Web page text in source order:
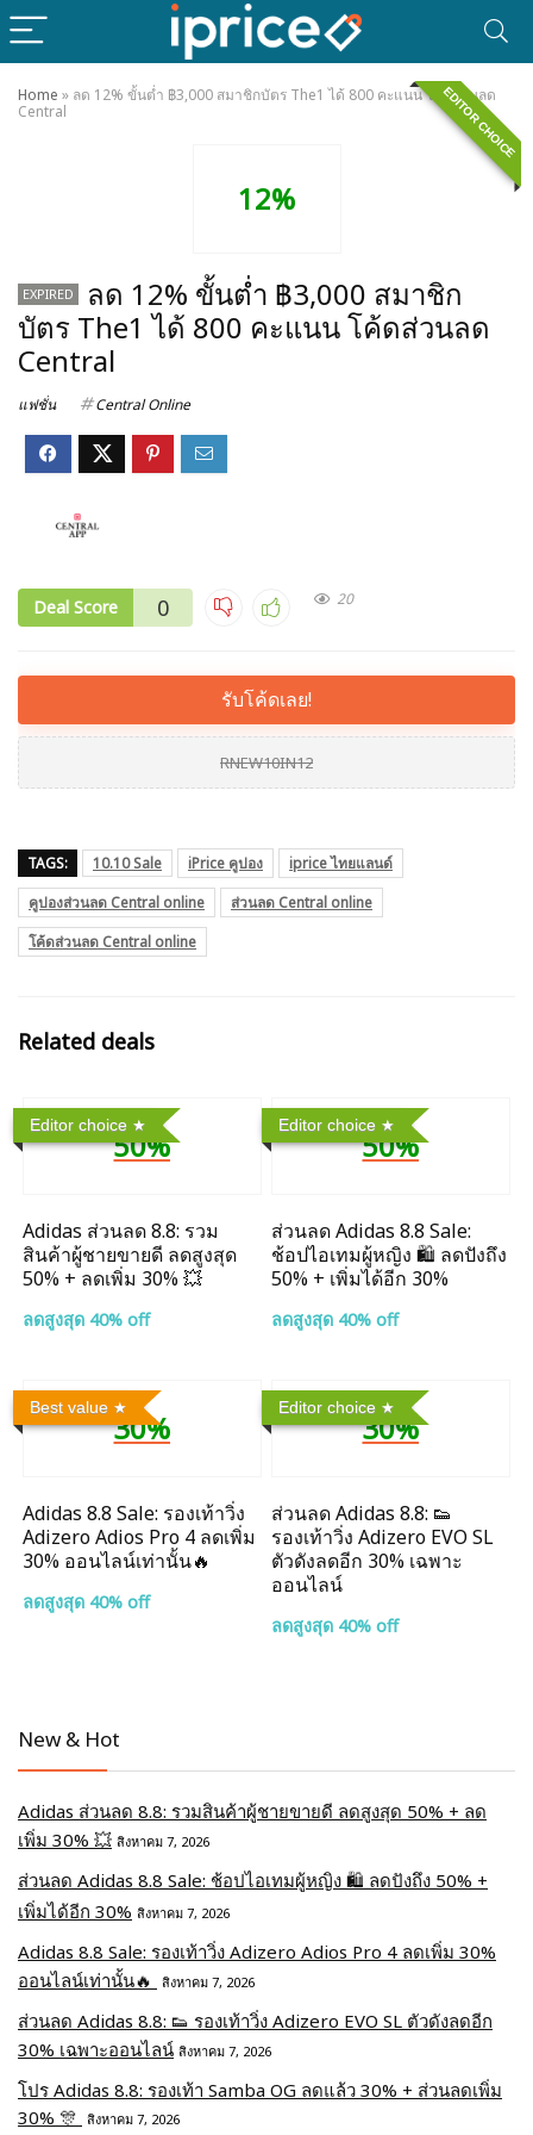
Home » ลด 12% ขั้นต่ำ ฿3,000 สมาชิกบัตร The1 ได้ 800 คะแนน โค้ดส่วนลด
Central
EDITOR CHOICE
12%
EXPIRED
ลด 12% ขั้นต่ำ ฿3,000 สมาชิก
บัตร The1 ได้ 800 คะแนน โค้ดส่วนลด
Central
แฟชั่น Central Online
Deal Score 0 20
รับโค้ดเลย!
RNEW10IN12
TAGS: 10.10 Sale iPrice คูปอง
iprice ไทยแลนด์
คูปองส่วนลด Central online
ส่วนลด Central online
โค้ดส่วนลด Central online
Related deals
Editor choice
50%
Adidas ส่วนลด 8.8: รวม
สินค้าผู้ชายขายดี ลดสูงสุด
50% + ลดเพิ่ม 30% 💥
ลดสูงสุด 40% off
Editor choice
50%
ส่วนลด Adidas 8.8 Sale:
ช้อปไอเทมผู้หญิง 🛍️ ลดปังถึง
50% + เพิ่มได้อีก 30%
ลดสูงสุด 40% off
Best value
30%
Adidas 8.8 Sale: รองเท้าวิ่ง
Adizero Adios Pro 4 ลดเพิ่ม
30% ออนไลน์เท่านั้น🔥
ลดสูงสุด 40% off
Editor choice
30%
ส่วนลด Adidas 8.8: 👟
รองเท้าวิ่ง Adizero EVO SL
ตัวดังลดอีก 30% เฉพาะ
ออนไลน์
ลดสูงสุด 40% off
New & Hot
Adidas ส่วนลด 8.8: รวมสินค้าผู้ชายขายดี ลดสูงสุด 50% + ลด
เพิ่ม 30% 💥 สิงหาคม 7, 2026
ส่วนลด Adidas 8.8 Sale: ช้อปไอเทมผู้หญิง 🛍️ ลดปังถึง 50% +
เพิ่มได้อีก 30% สิงหาคม 7, 2026
Adidas 8.8 Sale: รองเท้าวิ่ง Adizero Adios Pro 4 ลดเพิ่ม 30%
ออนไลน์เท่านั้น🔥
สิงหาคม 7, 2026
ส่วนลด Adidas 8.8: 👟 รองเท้าวิ่ง Adizero EVO SL ตัวดังลดอีก
30% เฉพาะออนไลน์ สิงหาคม 7, 2026
โปร Adidas 8.8: รองเท้า Samba OG ลดแล้ว 30% + ส่วนลดเพิ่ม
30% 🎊 สิงหาคม 7, 2026